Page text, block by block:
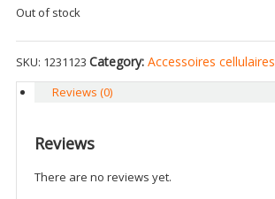
Out of stock
SKU: 1231123 Category: Accessoires cellulaires
Reviews (0)
Reviews
There are no reviews yet.